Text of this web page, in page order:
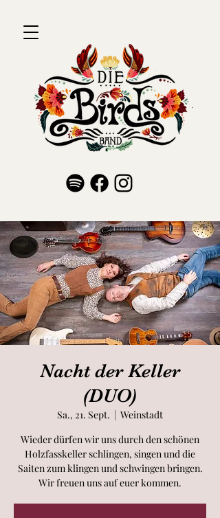
Nacht der Keller
(DUO)
Sa., 21. Sept.
  |
Weinstadt
Wieder dürfen wir uns durch den schönen
Holzfasskeller schlingen, singen und die
Saiten zum klingen und schwingen bringen.
Wir freuen uns auf euer kommen.